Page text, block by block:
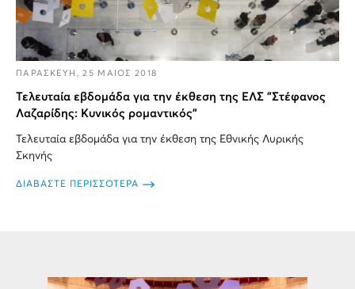
ΠΑΡΑΣΚΕΥΗ, 25 ΜΑΙΟΣ 2018
Τελευταία εβδομάδα για την έκθεση της ΕΛΣ "Στέφανος
Λαζαρίδης: Κυνικός ρομαντικός"
Τελευταία εβδομάδα για την έκθεση της Εθνικής Λυρικής
Σκηνής
ΔΙΑΒΑΣΤΕ ΠΕΡΙΣΣΟΤΕΡΑ